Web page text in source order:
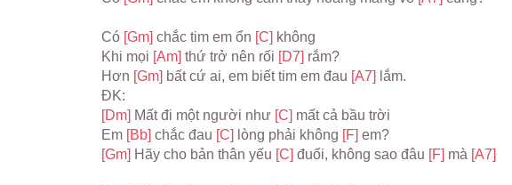
Có [Gm] chắc tim em ổn [C] không
Khi mọi [Am] thứ trở nên rối [D7] rắm?
Hơn [Gm] bất cứ ai, em biết tim em đau [A7] lắm.
ĐK:
[Dm] Mất đi một người như [C] mất cả bầu trời
Em [Bb] chắc đau [C] lòng phải không [F] em?
[Gm] Hãy cho bản thân yếu [C] đuối, không sao đâu [F] mà [A7]